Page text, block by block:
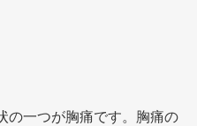
の一つが胸痛です。胸痛の